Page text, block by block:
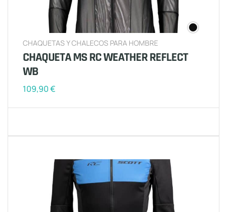
CHAQUETAS Y CHALECOS PARA HOMBRE
CHAQUETA MS RC WEATHER REFLECT
WB
109,90€